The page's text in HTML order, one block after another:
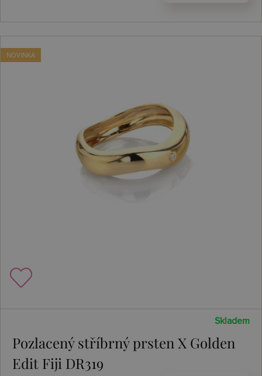
NOVINKA
Skladem
Pozlacený stříbrný prsten X Golden
Edit Fiji DR319